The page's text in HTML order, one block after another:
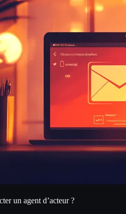
un agent d’acteur ?